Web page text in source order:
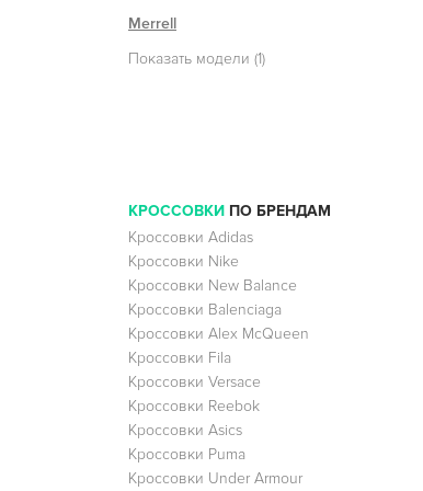
Merrell
Показать модели (1)
КРОССОВКИ ПО БРЕНДАМ
Кроссовки Adidas
Кроссовки Nike
Кроссовки New Balance
Кроссовки Balenciaga
Кроссовки Alex McQueen
Кроссовки Fila
Кроссовки Versace
Кроссовки Reebok
Кроссовки Asics
Кроссовки Puma
Кроссовки Under Armour